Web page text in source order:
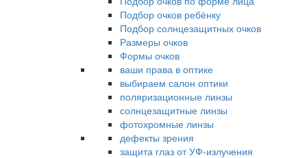
Подбор очков ребёнку
Подбор солнцезащитных очков
Размеры очков
Формы очков
ваши права в оптике
выбираем салон оптики
поляризационные линзы
солнцезащитные линзы
фотохромные линзы
дефекты зрения
защита глаз от УФ-излучения